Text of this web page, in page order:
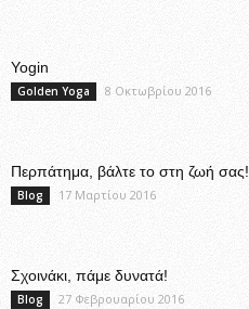
Yogin
Golden Yoga 8 Οκτωβρίου 2016
Περπάτημα, βάλτε το στη ζωή σας!
Blog 17 Μαρτίου 2016
Σχοινάκι, πάμε δυνατά!
Blog 27 Φεβρουαρίου 2016